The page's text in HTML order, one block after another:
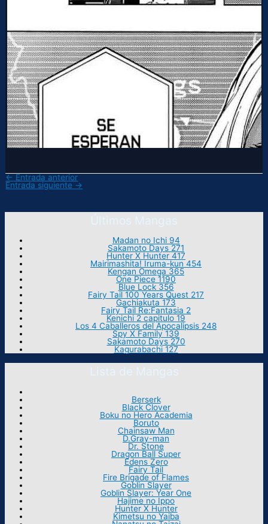
← Entrada anterior
Entrada siguiente →
Últimos Mangas
Madan no Ichi 94
Sakamoto Days 271
Hunter X Hunter 417
Mairimashita! Iruma-kun 454
Kengan Omega 365
One Piece 1190
Blue Lock 356
Fairy Tail 100 Years Quest 217
Gachiakuta 173
Fairy Tail Re:Fantasia 2
Kenichi 2 capitulo 19
Los 4 Caballeros del Apocalipsis 248
Spy X Family 139
Sakamoto Days 270
Kagurabachi 127
Lista de Mangas
Berserk
Black Clover
Boku no Hero Academia
Boruto
Chainsaw Man
D.Gray-man
Dr. Stone
Dragon Ball Super
Edens Zero
Fairy Tail
Fire Brigade of Flames
Goblin Slayer
Goblin Slayer: Year One
Hajime no Ippo
Hunter X Hunter
Kimetsu no Yaiba